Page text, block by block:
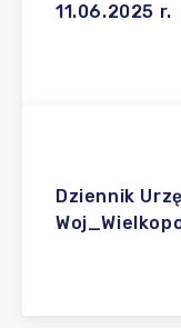
11.06.2025 r.
Dziennik